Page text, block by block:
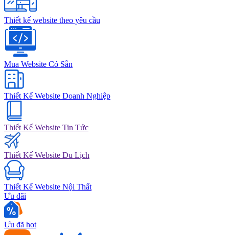
Thiết kế website theo yêu cầu
Mua Website Có Sẵn
Thiết Kế Website Doanh Nghiệp
Thiết Kế Website Tin Tức
Thiết Kế Website Du Lịch
Thiết Kế Website Nội Thất
Ưu đãi
Ưu đã hot